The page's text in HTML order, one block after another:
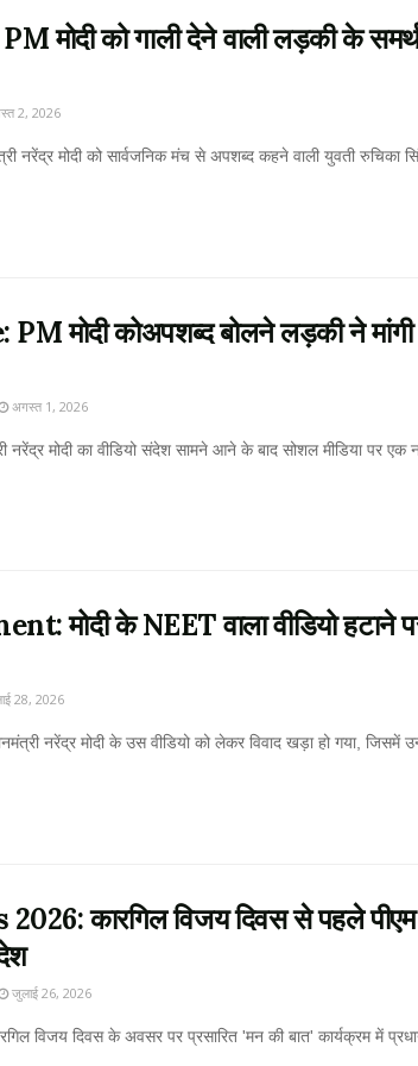
मोदी को गाली देने वाली लड़की के
2, 2026
नरेंद्र मोदी को सार्वजनिक मंच से अपशब्द कहने वाली युवती रुचिका
मोदी कोअपशब्द बोलने लड़की ने मांगी
अगस्त 1, 2026
मोदी का वीडियो संदेश सामने आने के बाद सोशल मीडिया पर एक
मोदी के NEET वाला वीडियो हटाने पर
28, 2026
नरेंद्र मोदी के उस वीडियो को लेकर विवाद खड़ा हो गया, जिसमें
कारगिल विजय दिवस से पहले पीएम
जुलाई 26, 2026
विजय दिवस के अवसर पर प्रसारित 'मन की बात' कार्यक्रम में